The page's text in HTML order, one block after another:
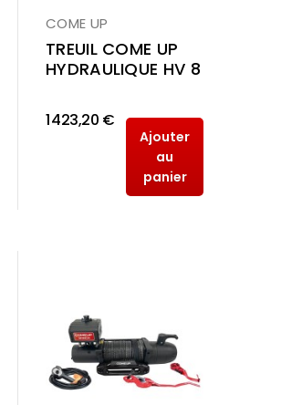
COME UP
TREUIL COME UP
HYDRAULIQUE HV 8
1 423,20 €
Ajouter
au
panier